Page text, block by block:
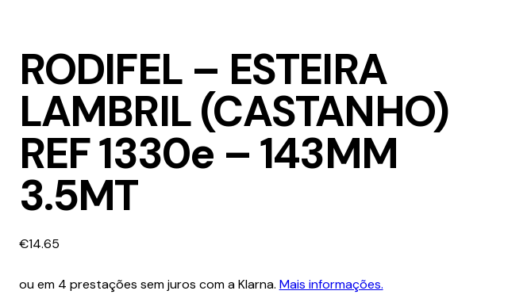
RODIFEL – ESTEIRA
LAMBRIL (CASTANHO)
REF 1330e – 143MM
3.5MT
€14.65
ou em 4 prestações sem juros com a Klarna. Mais informações.